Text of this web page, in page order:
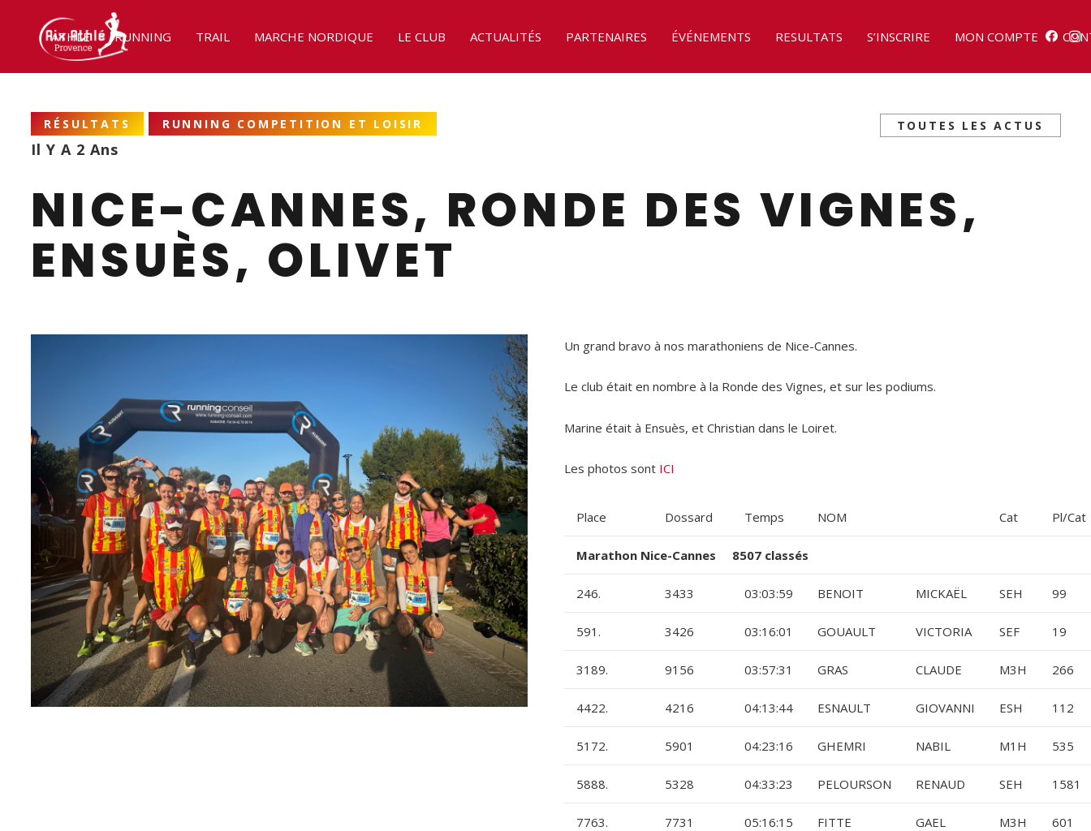
ATHLÉ RUNNING TRAIL MARCHE NORDIQUE LE CLUB ACTUALITÉS PARTENAIRES ÉVÉNEMENTS RESULTATS S’INSCRIRE MON COMPTE
RÉSULTATS RUNNING COMPETITION ET LOISIR
Il Y A 2 Ans
TOUTES LES ACTUS
NICE-CANNES, RONDE DES VIGNES,
ENSUÈS, OLIVET
Un grand bravo à nos marathoniens de Nice-Cannes.
Le club était en nombre à la Ronde des Vignes, et sur les podiums.
Marine était à Ensuès, et Christian dans le Loiret.
Les photos sont ICI
Place Dossard Temps NOM Cat Pl/Cat
Marathon Nice-Cannes 8507 classés
246. 3433 03:03:59 BENOIT MICKAËL SEH 99
591. 3426 03:16:01 GOUAULT VICTORIA SEF 19
3189. 9156 03:57:31 GRAS CLAUDE M3H 266
4422. 4216 04:13:44 ESNAULT GIOVANNI ESH 112
5172. 5901 04:23:16 GHEMRI NABIL M1H 535
5888. 5328 04:33:23 PELOURSON RENAUD SEH 1581
7763. 7731 05:16:15 FITTE GAEL M3H 601